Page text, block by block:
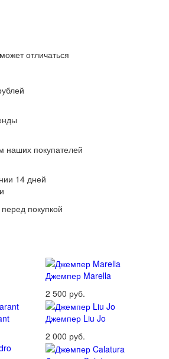
отличаться
покупателей
14 дней
покупкой
Джемпер Marella
2 500 руб.
Джемпер Liu Jo
2 000 руб.